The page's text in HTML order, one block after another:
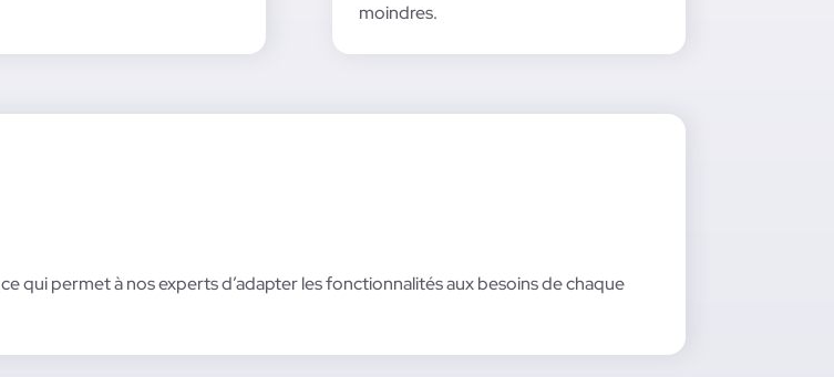
moindres.
ce qui permet à nos experts d’adapter les fonctionnalités aux besoins de chaque